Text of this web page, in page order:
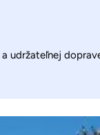
udržateľnej